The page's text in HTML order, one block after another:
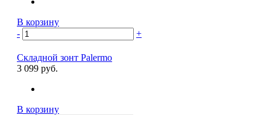
В корзину
-
+
Складной зонт Palermo
3 099 руб.
В корзину